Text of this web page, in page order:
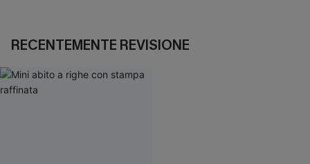
RECENTEMENTE REVISIONE